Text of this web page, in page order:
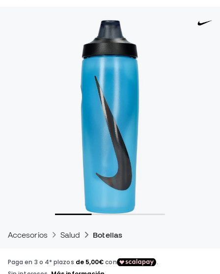
Accesorios Salud Botellas